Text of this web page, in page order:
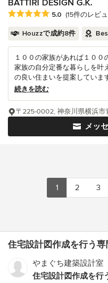
BATTIRI DESIGN G.K.
平均評価：5つ星中 星5
5.0 (15件のレビ
Houzzで成約8件
１００の家族があれば１０
家族の自分定番な暮らしを叶
の良い住まいを提案していま
続きを読む
メッ
〒225-0002, 神奈川県横浜市
1 2 3
住宅設計図作成を行う
やまぐち建築設計室
住宅設計図作成を行